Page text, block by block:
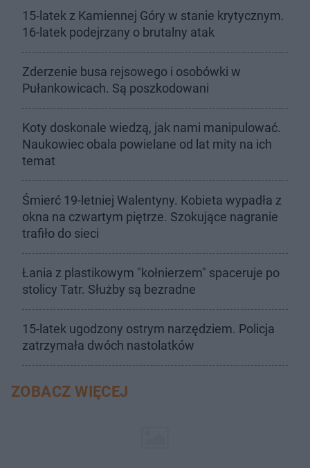
15-latek z Kamiennej Góry w stanie krytycznym.
16-latek podejrzany o brutalny atak
Zderzenie busa rejsowego i osobówki w
Pułankowicach. Są poszkodowani
Koty doskonale wiedzą, jak nami manipulować.
Naukowiec obala powielane od lat mity na ich
temat
Śmierć 19-letniej Walentyny. Kobieta wypadła z
okna na czwartym piętrze. Szokujące nagranie
trafiło do sieci
Łania z plastikowym "kołnierzem" spaceruje po
stolicy Tatr. Służby są bezradne
15-latek ugodzony ostrym narzędziem. Policja
zatrzymała dwóch nastolatków
ZOBACZ WIĘCEJ